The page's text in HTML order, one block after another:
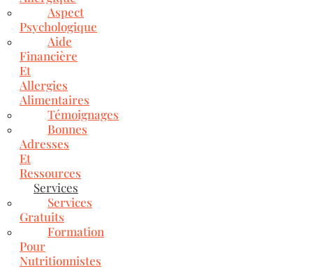
Aspect
Psychologique
Aide
Financière
Et
Allergies
Alimentaires
Témoignages
Bonnes
Adresses
Et
Ressources
Services
Services
Gratuits
Formation
Pour
Nutritionnistes